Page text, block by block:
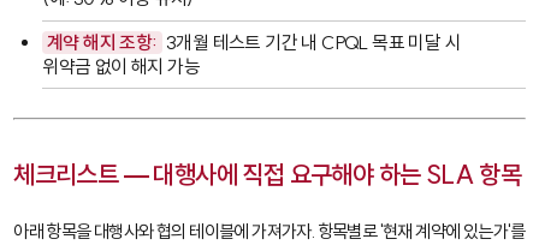
계약 해지 조항: 3개월 테스트 기간 내 CPQL 목표 미달 시
위약금 없이 해지 가능
체크리스트 — 대행사에 직접 요구해야 하는 SLA 항목
아래 항목을 대행사와 협의 테이블에 가져가자. 항목별로 '현재 계약에 있는가'를